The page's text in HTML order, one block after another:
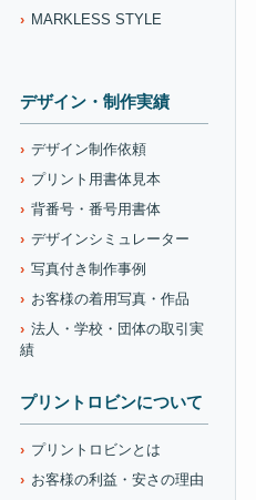
MARKLESS STYLE
デザイン・制作実績
デザイン制作依頼
プリント用書体見本
背番号・番号用書体
デザインシミュレーター
写真付き制作事例
お客様の着用写真・作品
法人・学校・団体の取引実
績
プリントロビンについて
プリントロビンとは
お客様の利益・安さの理由